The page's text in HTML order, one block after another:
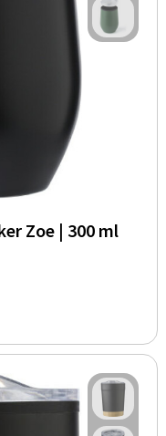
Zoe | 300 ml